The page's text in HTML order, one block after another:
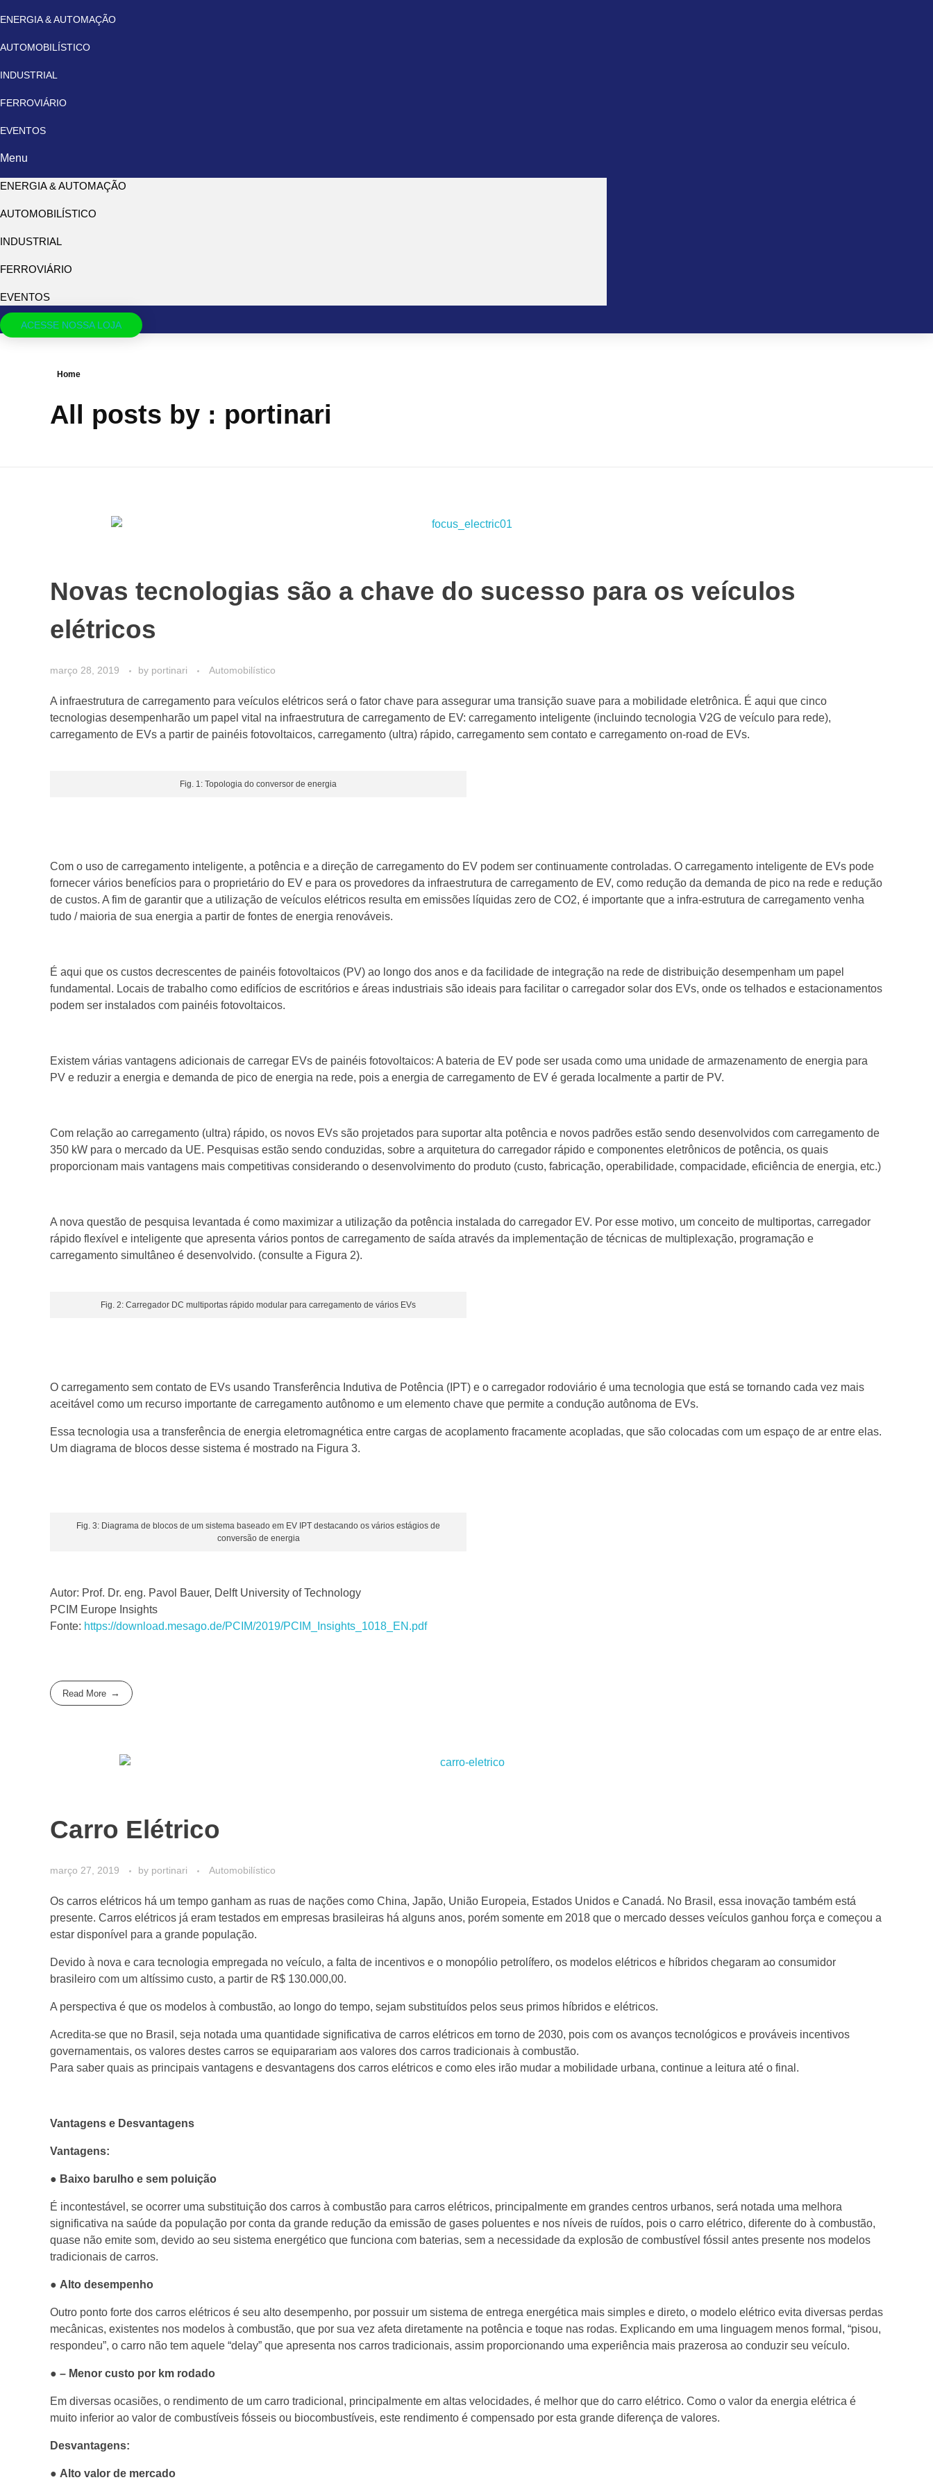
ENERGIA & AUTOMAÇÃO
AUTOMOBILÍSTICO
INDUSTRIAL
FERROVIÁRIO
EVENTOS
Menu
ENERGIA & AUTOMAÇÃO
AUTOMOBILÍSTICO
INDUSTRIAL
FERROVIÁRIO
EVENTOS
ACESSE NOSSA LOJA
Home
All posts by : portinari
Novas tecnologias são a chave do sucesso para os veículos
elétricos
março 28, 2019 by portinari Automobilístico
A infraestrutura de carregamento para veículos elétricos será o fator chave para assegurar uma transição suave para a mobilidade eletrônica. É aqui que cinco
tecnologias desempenharão um papel vital na infraestrutura de carregamento de EV: carregamento inteligente (incluindo tecnologia V2G de veículo para rede),
carregamento de EVs a partir de painéis fotovoltaicos, carregamento (ultra) rápido, carregamento sem contato e carregamento on-road de EVs.
Fig. 1: Topologia do conversor de energia
Com o uso de carregamento inteligente, a potência e a direção de carregamento do EV podem ser continuamente controladas. O carregamento inteligente de EVs pode
fornecer vários benefícios para o proprietário do EV e para os provedores da infraestrutura de carregamento de EV, como redução da demanda de pico na rede e redução
de custos. A fim de garantir que a utilização de veículos elétricos resulta em emissões líquidas zero de CO2, é importante que a infra-estrutura de carregamento venha
tudo / maioria de sua energia a partir de fontes de energia renováveis.
É aqui que os custos decrescentes de painéis fotovoltaicos (PV) ao longo dos anos e da facilidade de integração na rede de distribuição desempenham um papel
fundamental. Locais de trabalho como edifícios de escritórios e áreas industriais são ideais para facilitar o carregador solar dos EVs, onde os telhados e estacionamentos
podem ser instalados com painéis fotovoltaicos.
Existem várias vantagens adicionais de carregar EVs de painéis fotovoltaicos: A bateria de EV pode ser usada como uma unidade de armazenamento de energia para
PV e reduzir a energia e demanda de pico de energia na rede, pois a energia de carregamento de EV é gerada localmente a partir de PV.
Com relação ao carregamento (ultra) rápido, os novos EVs são projetados para suportar alta potência e novos padrões estão sendo desenvolvidos com carregamento de
350 kW para o mercado da UE. Pesquisas estão sendo conduzidas, sobre a arquitetura do carregador rápido e componentes eletrônicos de potência, os quais
proporcionam mais vantagens mais competitivas considerando o desenvolvimento do produto (custo, fabricação, operabilidade, compacidade, eficiência de energia, etc.)
A nova questão de pesquisa levantada é como maximizar a utilização da potência instalada do carregador EV. Por esse motivo, um conceito de multiportas, carregador
rápido flexível e inteligente que apresenta vários pontos de carregamento de saída através da implementação de técnicas de multiplexação, programação e
carregamento simultâneo é desenvolvido. (consulte a Figura 2).
Fig. 2: Carregador DC multiportas rápido modular para carregamento de vários EVs
O carregamento sem contato de EVs usando Transferência Indutiva de Potência (IPT) e o carregador rodoviário é uma tecnologia que está se tornando cada vez mais
aceitável como um recurso importante de carregamento autônomo e um elemento chave que permite a condução autônoma de EVs.
Essa tecnologia usa a transferência de energia eletromagnética entre cargas de acoplamento fracamente acopladas, que são colocadas com um espaço de ar entre elas.
Um diagrama de blocos desse sistema é mostrado na Figura 3.
Fig. 3: Diagrama de blocos de um sistema baseado em EV IPT destacando os vários estágios de
conversão de energia
Autor: Prof. Dr. eng. Pavol Bauer, Delft University of Technology
PCIM Europe Insights
Fonte: https://download.mesago.de/PCIM/2019/PCIM_Insights_1018_EN.pdf
Read More
Carro Elétrico
março 27, 2019 by portinari Automobilístico
Os carros elétricos há um tempo ganham as ruas de nações como China, Japão, União Europeia, Estados Unidos e Canadá. No Brasil, essa inovação também está
presente. Carros elétricos já eram testados em empresas brasileiras há alguns anos, porém somente em 2018 que o mercado desses veículos ganhou força e começou a
estar disponível para a grande população.
Devido à nova e cara tecnologia empregada no veículo, a falta de incentivos e o monopólio petrolífero, os modelos elétricos e híbridos chegaram ao consumidor
brasileiro com um altíssimo custo, a partir de R$ 130.000,00.
A perspectiva é que os modelos à combustão, ao longo do tempo, sejam substituídos pelos seus primos híbridos e elétricos.
Acredita-se que no Brasil, seja notada uma quantidade significativa de carros elétricos em torno de 2030, pois com os avanços tecnológicos e prováveis incentivos
governamentais, os valores destes carros se equiparariam aos valores dos carros tradicionais à combustão.
Para saber quais as principais vantagens e desvantagens dos carros elétricos e como eles irão mudar a mobilidade urbana, continue a leitura até o final.
Vantagens e Desvantagens
Vantagens:
● Baixo barulho e sem poluição
É incontestável, se ocorrer uma substituição dos carros à combustão para carros elétricos, principalmente em grandes centros urbanos, será notada uma melhora
significativa na saúde da população por conta da grande redução da emissão de gases poluentes e nos níveis de ruídos, pois o carro elétrico, diferente do à combustão,
quase não emite som, devido ao seu sistema energético que funciona com baterias, sem a necessidade da explosão de combustível fóssil antes presente nos modelos
tradicionais de carros.
● Alto desempenho
Outro ponto forte dos carros elétricos é seu alto desempenho, por possuir um sistema de entrega energética mais simples e direto, o modelo elétrico evita diversas perdas
mecânicas, existentes nos modelos à combustão, que por sua vez afeta diretamente na potência e toque nas rodas. Explicando em uma linguagem menos formal, “pisou,
respondeu”, o carro não tem aquele “delay” que apresenta nos carros tradicionais, assim proporcionando uma experiência mais prazerosa ao conduzir seu veículo.
● – Menor custo por km rodado
Em diversas ocasiões, o rendimento de um carro tradicional, principalmente em altas velocidades, é melhor que do carro elétrico. Como o valor da energia elétrica é
muito inferior ao valor de combustíveis fósseis ou biocombustíveis, este rendimento é compensado por esta grande diferença de valores.
Desvantagens:
● Alto valor de mercado